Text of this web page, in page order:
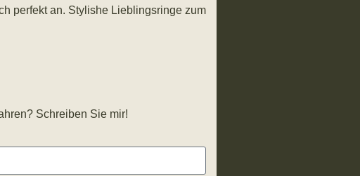
perfekt an. Stylishe Lieblingsringe zum
Schreiben Sie mir!